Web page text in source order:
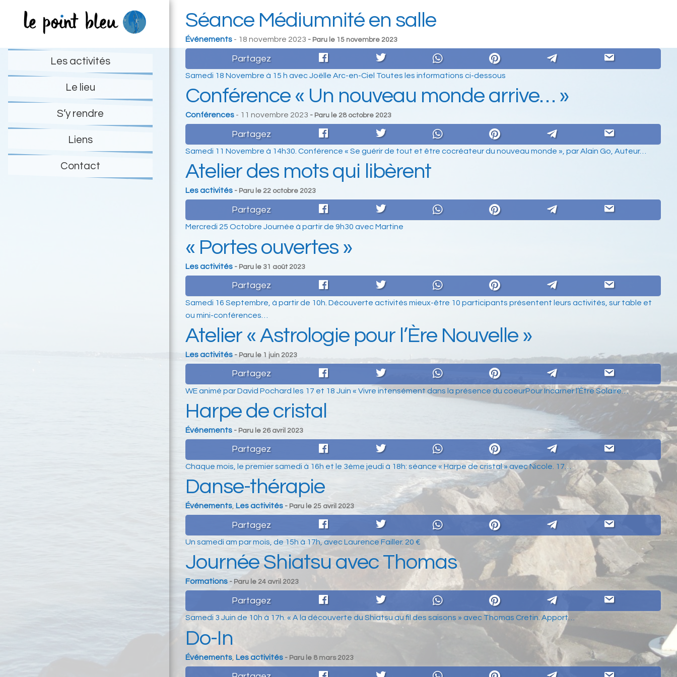
navigation
Les activités
Le lieu
S’y rendre
Liens
Contact
Séance Médiumnité en salle
Événements - 18 novembre 2023 - Paru le 15 novembre 2023
Partagez
Samedi 18 Novembre à 15 h avec Joëlle Arc-en-Ciel Toutes les informations ci-dessous
Conférence « Un nouveau monde arrive… »
Conférences - 11 novembre 2023 - Paru le 28 octobre 2023
Partagez
Samedi 11 Novembre à 14h30. Conférence « Se guérir de tout et être cocréateur du nouveau monde », par Alain Go, Auteur…
Atelier des mots qui libèrent
Les activités - Paru le 22 octobre 2023
Partagez
Mercredi 25 Octobre Journée à partir de 9h30 avec Martine
« Portes ouvertes »
Les activités - Paru le 31 août 2023
Partagez
Samedi 16 Septembre, à partir de 10h. Découverte activités mieux-être 10 participants présentent leurs activités, sur table et
ou mini-conférences…
Atelier « Astrologie pour l’Ère Nouvelle »
Les activités - Paru le 1 juin 2023
Partagez
WE animé par David Pochard les 17 et 18 Juin « Vivre intensément dans la présence du coeurPour Incarner l’Être Solaire…
Harpe de cristal
Événements - Paru le 26 avril 2023
Partagez
Chaque mois, le premier samedi à 16h et le 3ème jeudi à 18h: séance « Harpe de cristal » avec Nicole. 17…
Danse-thérapie
Événements Les activités - Paru le 25 avril 2023
Partagez
Un samedi am par mois, de 15h à 17h, avec Laurence Failler. 20 €
Journée Shiatsu avec Thomas
Formations - Paru le 24 avril 2023
Partagez
Samedi 3 Juin de 10h à 17h. « A la découverte du Shiatsu au fil des saisons » avec Thomas Cretin. Apport…
Do-In
Événements Les activités - Paru le 8 mars 2023